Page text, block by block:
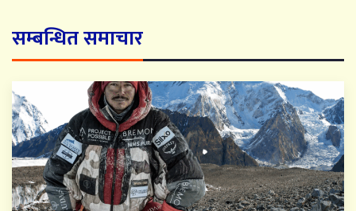
सम्बन्धित समाचार